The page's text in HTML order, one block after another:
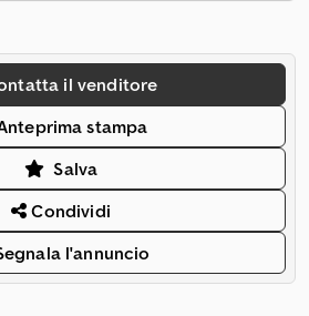
il venditore
stampa
Salva
Condividi
l'annuncio